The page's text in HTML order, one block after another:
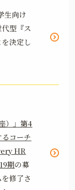
生向け
型『ス
決定し
）」第4
るコーチ
HR
期の募
修了さ